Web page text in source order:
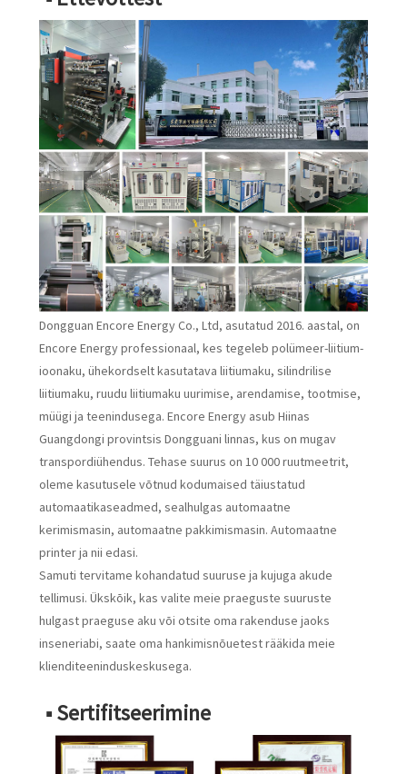
Dongguan Encore Energy Co., Ltd, asutatud 2016. aastal, on
Encore Energy professionaal, kes tegeleb polümeer-liitium-
ioonaku, ühekordselt kasutatava liitiumaku, silindrilise
liitiumaku, ruudu liitiumaku uurimise, arendamise, tootmise,
müügi ja teenindusega. Encore Energy asub Hiinas
Guangdongi provintsis Dongguani linnas, kus on mugav
transpordiühendus. Tehase suurus on 10 000 ruutmeetrit,
oleme kasutusele võtnud kodumaised täiustatud
automaatikaseadmed, sealhulgas automaatne
kerimismasin, automaatne pakkimismasin. Automaatne
printer ja nii edasi.
Samuti tervitame kohandatud suuruse ja kujuga akude
tellimusi. Ükskõik, kas valite meie praeguste suuruste
hulgast praeguse aku või otsite oma rakenduse jaoks
inseneriabi, saate oma hankimisnõuetest rääkida meie
klienditeeninduskeskusega.
■ Sertifitseerimine